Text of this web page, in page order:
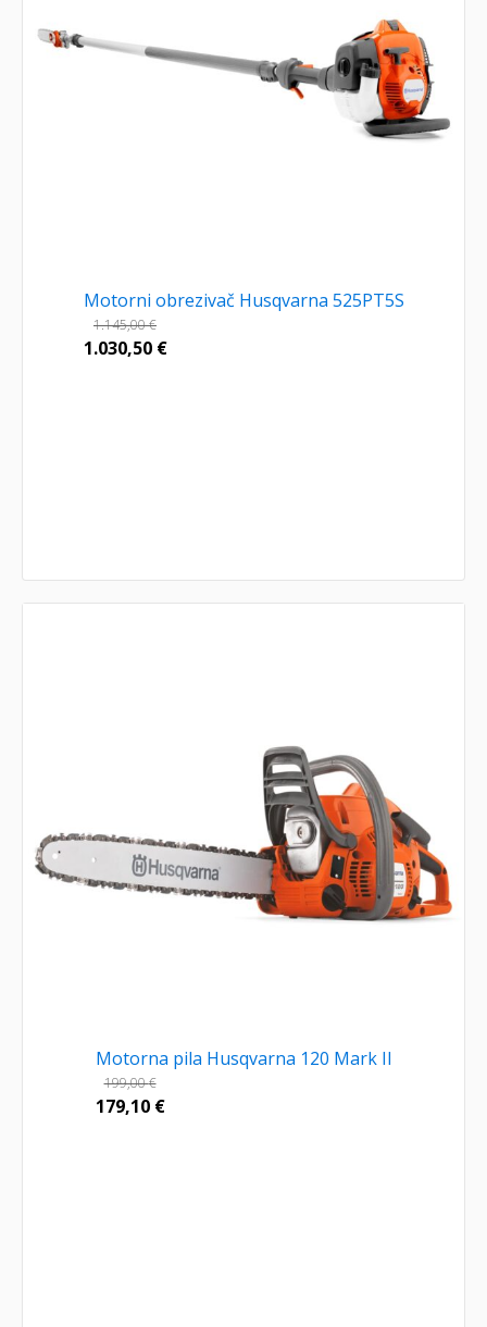
Motorni obrezivač Husqvarna 525PT5S
1.145,00€
1.030,50 €
Motorna pila Husqvarna 120 Mark II
199,00€
179,10 €